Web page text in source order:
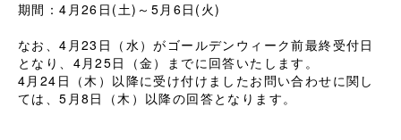
期間：4月26日(土)～5月6日(火)
なお、4月23日（水）がゴールデンウィーク前最終受付日
となり、4月25日（金）までに回答いたします。
4月24日（木）以降に受け付けましたお問い合わせに関し
ては、5月8日（木）以降の回答となります。